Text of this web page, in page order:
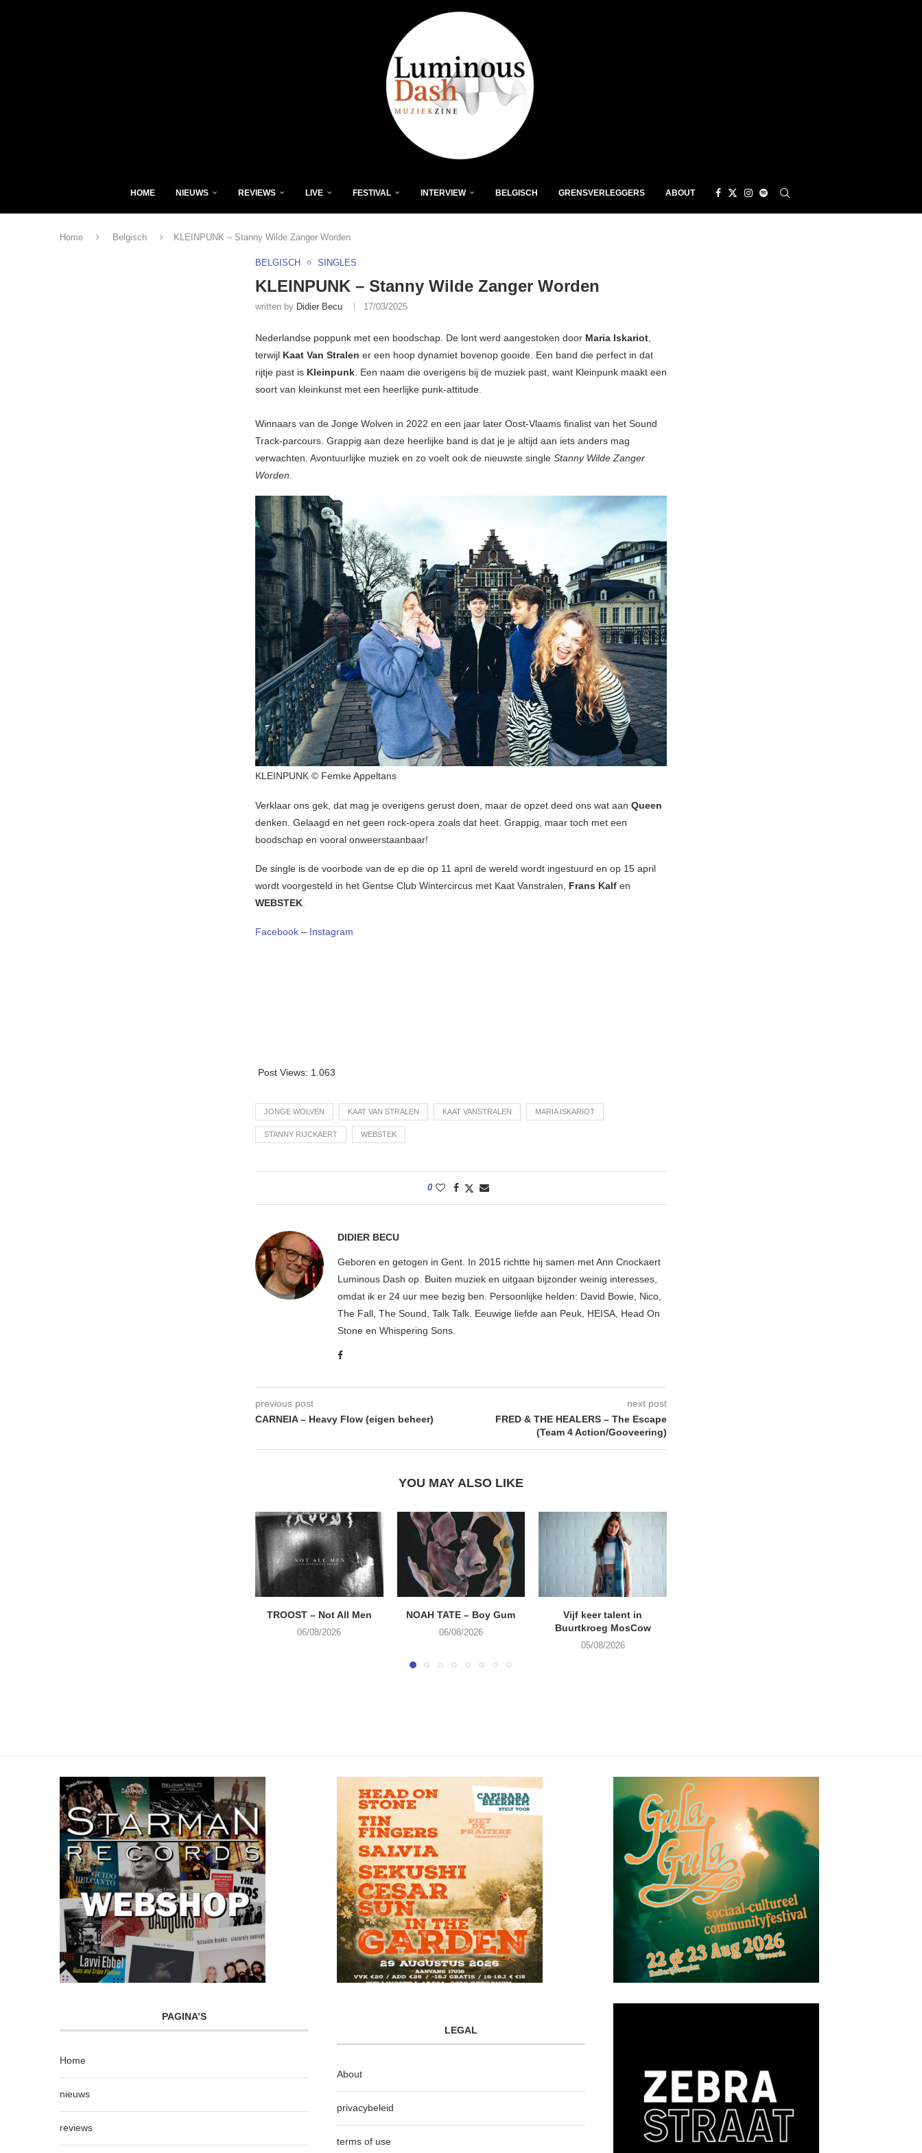
HOME NIEUWS REVIEWS LIVE FESTIVAL INTERVIEW BELGISCH GRENSVERLEGGERS ABOUT
Home Belgisch KLEINPUNK – Stanny Wilde Zanger Worden
BELGISCH SINGLES
KLEINPUNK – Stanny Wilde Zanger Worden
written by Didier Becu 17/03/2025
Nederlandse poppunk met een boodschap. De lont werd aangestoken door Maria Iskariot,
terwijl Kaat Van Stralen er een hoop dynamiet bovenop gooide. Een band die perfect in dat
rijtje past is Kleinpunk. Een naam die overigens bij de muziek past, want Kleinpunk maakt een
soort van kleinkunst met een heerlijke punk-attitude.
Winnaars van de Jonge Wolven in 2022 en een jaar later Oost-Vlaams finalist van het Sound
Track-parcours. Grappig aan deze heerlijke band is dat je je altijd aan iets anders mag
verwachten. Avontuurlijke muziek en zo voelt ook de nieuwste single Stanny Wilde Zanger
Worden.
KLEINPUNK © Femke Appeltans
Verklaar ons gek, dat mag je overigens gerust doen, maar de opzet deed ons wat aan Queen
denken. Gelaagd en net geen rock-opera zoals dat heet. Grappig, maar toch met een
boodschap en vooral onweerstaanbaar!
De single is de voorbode van de ep die op 11 april de wereld wordt ingestuurd en op 15 april
wordt voorgesteld in het Gentse Club Wintercircus met Kaat Vanstralen, Frans Kalf en
WEBSTEK
Facebook – Instagram
Post Views: 1.063
JONGE WOLVEN KAAT VAN STRALEN KAAT VANSTRALEN MARIA ISKARIOT
STANNY RIJCKAERT WEBSTEK
0
DIDIER BECU
Geboren en getogen in Gent. In 2015 richtte hij samen met Ann Cnockaert
Luminous Dash op. Buiten muziek en uitgaan bijzonder weinig interesses,
omdat ik er 24 uur mee bezig ben. Persoonlijke helden: David Bowie, Nico,
The Fall, The Sound, Talk Talk. Eeuwige liefde aan Peuk, HEISA, Head On
Stone en Whispering Sons.
previous post
CARNEIA – Heavy Flow (eigen beheer)
next post
FRED & THE HEALERS – The Escape
(Team 4 Action/Gooveering)
YOU MAY ALSO LIKE
TROOST – Not All Men
06/08/2026
NOAH TATE – Boy Gum
06/08/2026
Vijf keer talent in
Buurtkroeg MosCow
05/08/2026
PAGINA’S
Home
nieuws
reviews
LEGAL
About
privacybeleid
terms of use